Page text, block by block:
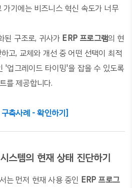
기에는 비즈니스 혁신 속도가 너무
된 구조로, 귀사가 ERP 프로그램의 현
고, 교체와 개선 중 어떤 선택이 최적
'업그레이드 타이밍'을 잡을 수 있도록
를 제공합니다.
축사례 - 확인하기]
시스템의 현재 상태 진단하기
는 먼저 현재 사용 중인 ERP 프로그